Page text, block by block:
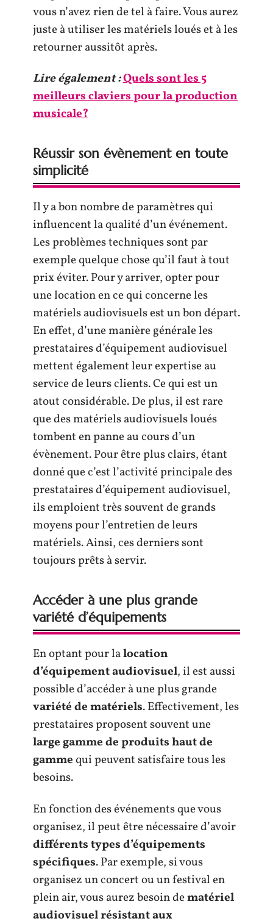
vous n’avez rien de tel à faire. Vous aurez
juste à utiliser les matériels loués et à les
retourner aussitôt après.
Lire également :Quels sont les 5
meilleurs claviers pour la production
musicale?
Réussir son évènement en toute
simplicité
Il y a bon nombre de paramètres qui
influencent la qualité d’un événement.
Les problèmes techniques sont par
exemple quelque chose qu’il faut à tout
prix éviter. Pour y arriver, opter pour
une location en ce qui concerne les
matériels audiovisuels est un bon départ.
En effet, d’une manière générale les
prestataires d’équipement audiovisuel
mettent également leur expertise au
service de leurs clients. Ce qui est un
atout considérable. De plus, il est rare
que des matériels audiovisuels loués
tombent en panne au cours d’un
évènement. Pour être plus clairs, étant
donné que c’est l’activité principale des
prestataires d’équipement audiovisuel,
ils emploient très souvent de grands
moyens pour l’entretien de leurs
matériels. Ainsi, ces derniers sont
toujours prêts à servir.
Accéder à une plus grande
variété d’équipements
En optant pour lalocation
d’équipement audiovisuel, il est aussi
possible d’accéder à une plus grande
variété de matériels. Effectivement, les
prestataires proposent souvent une
large gamme de produits haut de
gammequi peuvent satisfaire tous les
besoins.
En fonction des événements que vous
organisez, il peut être nécessaire d’avoir
différents types d’équipements
spécifiques. Par exemple, si vous
organisez un concert ou un festival en
plein air, vous aurez besoin dematériel
audiovisuel résistant aux